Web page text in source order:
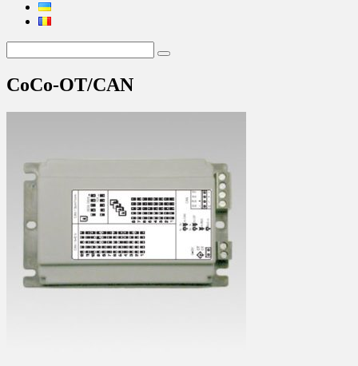
CoCo-OT/CAN